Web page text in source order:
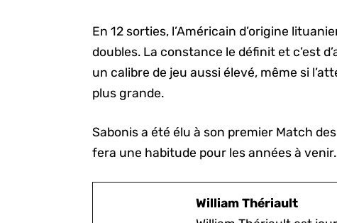
En 12 sorties, l’Américain d’origine
doubles. La constance le définit et c’est
un calibre de jeu aussi élevé, même si
plus grande.
Sabonis a été élu à son premier Match
fera une habitude pour les années à venir.
William Thériault